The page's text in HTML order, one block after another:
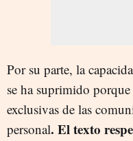
Por su parte, la
se ha suprimido
exclusivas de las
personal. El texto